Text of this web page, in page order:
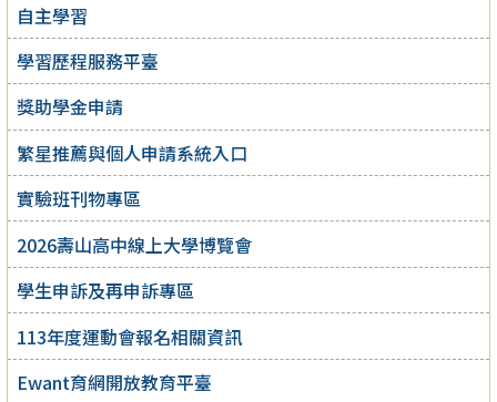
自主學習
學習歷程服務平臺
獎助學金申請
繁星推薦與個人申請系統入口
實驗班刊物專區
2026壽山高中線上大學博覽會
學生申訴及再申訴專區
113年度運動會報名相關資訊
Ewant育網開放教育平臺